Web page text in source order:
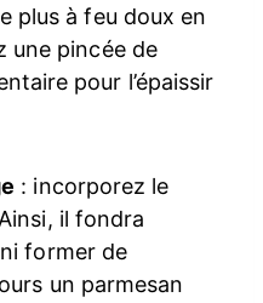
plus à feu doux en
une pincée de
pour l’épaissir
: incorporez le
il fondra
former de
un parmesan